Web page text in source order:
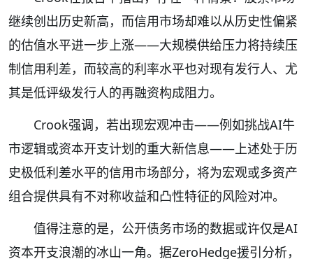
继续创出历史新高，而信用市场却难以从历史性偏紧
的估值水平进一步上涨——大规模供给压力将持续压
制信用利差，而较高的利率水平也对现有发行人、尤
其是低评级发行人的再融资构成阻力。
Crook强调，若出现宏观冲击——例如挑战AI牛
市逻辑或资本开支计划的重大新信息——上述处于历
史极低利差水平的信用市场部分，将为宏观或多资产
组合提供具有不对称收益和凸性特征的风险对冲。
值得注意的是，公开债务市场的数据或许仅是AI
资本开支浪潮的冰山一角。据ZeroHedge援引分析，